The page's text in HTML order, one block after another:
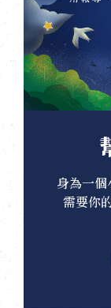
身為一個
需要你